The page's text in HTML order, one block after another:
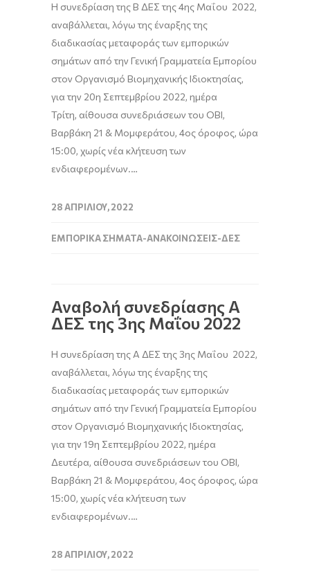
H συνεδρίαση της Β ΔΕΣ της 4ης Μαΐου 2022,
αναβάλλεται, λόγω της έναρξης της
διαδικασίας μεταφοράς των εμπορικών
σημάτων από την Γενική Γραμματεία Εμπορίου
στον Οργανισμό Βιομηχανικής Ιδιοκτησίας,
για την 20η Σεπτεμβρίου 2022, ημέρα
Τρίτη, αίθουσα συνεδριάσεων του ΟΒΙ,
Βαρβάκη 21 & Μομφεράτου, 4ος όροφος, ώρα
15:00, χωρίς νέα κλήτευση των
ενδιαφερομένων.…
28 ΑΠΡΙΛΊΟΥ, 2022
ΕΜΠΟΡΙΚΆ ΣΉΜΑΤΑ-ΑΝΑΚΟΙΝΏΣΕΙΣ-ΔΕΣ
Αναβολή συνεδρίασης A
ΔΕΣ της 3ης Μαΐου 2022
H συνεδρίαση της A ΔΕΣ της 3ης Μαΐου 2022,
αναβάλλεται, λόγω της έναρξης της
διαδικασίας μεταφοράς των εμπορικών
σημάτων από την Γενική Γραμματεία Εμπορίου
στον Οργανισμό Βιομηχανικής Ιδιοκτησίας,
για την 19η Σεπτεμβρίου 2022, ημέρα
Δευτέρα, αίθουσα συνεδριάσεων του ΟΒΙ,
Βαρβάκη 21 & Μομφεράτου, 4ος όροφος, ώρα
15:00, χωρίς νέα κλήτευση των
ενδιαφερομένων.…
28 ΑΠΡΙΛΊΟΥ, 2022